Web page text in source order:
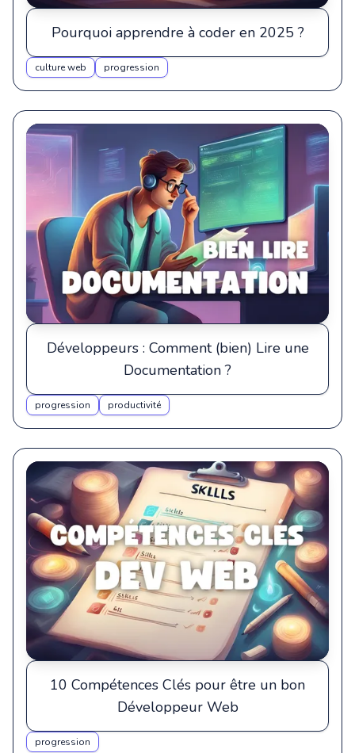
Pourquoi apprendre à coder en 2025 ?
culture web progression
Développeurs : Comment (bien) Lire une
Documentation ?
progression productivité
10 Compétences Clés pour être un bon
Développeur Web
progression